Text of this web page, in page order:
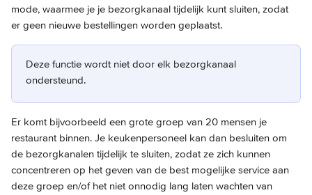
mode, waarmee je je bezorgkanaal tijdelijk kunt sluiten, zodat
er geen nieuwe bestellingen worden geplaatst.
Deze functie wordt niet door elk bezorgkanaal
ondersteund.
Er komt bijvoorbeeld een grote groep van 20 mensen je
restaurant binnen. Je keukenpersoneel kan dan besluiten om
de bezorgkanalen tijdelijk te sluiten, zodat ze zich kunnen
concentreren op het geven van de best mogelijke service aan
deze groep en/of het niet onnodig lang laten wachten van